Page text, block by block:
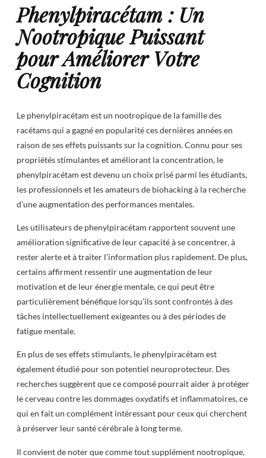
Phenylpiracétam : Un
Nootropique Puissant
pour Améliorer Votre
Cognition
Le phenylpiracétam est un nootropique de la famille des
racétams qui a gagné en popularité ces dernières années en
raison de ses effets puissants sur la cognition. Connu pour ses
propriétés stimulantes et améliorant la concentration, le
phenylpiracétam est devenu un choix prisé parmi les étudiants,
les professionnels et les amateurs de biohacking à la recherche
d’une augmentation des performances mentales.
Les utilisateurs de phenylpiracétam rapportent souvent une
amélioration significative de leur capacité à se concentrer, à
rester alerte et à traiter l’information plus rapidement. De plus,
certains affirment ressentir une augmentation de leur
motivation et de leur énergie mentale, ce qui peut être
particulièrement bénéfique lorsqu’ils sont confrontés à des
tâches intellectuellement exigeantes ou à des périodes de
fatigue mentale.
En plus de ses effets stimulants, le phenylpiracétam est
également étudié pour son potentiel neuroprotecteur. Des
recherches suggèrent que ce composé pourrait aider à protéger
le cerveau contre les dommages oxydatifs et inflammatoires, ce
qui en fait un complément intéressant pour ceux qui cherchent
à préserver leur santé cérébrale à long terme.
Il convient de noter que comme tout supplément nootropique,